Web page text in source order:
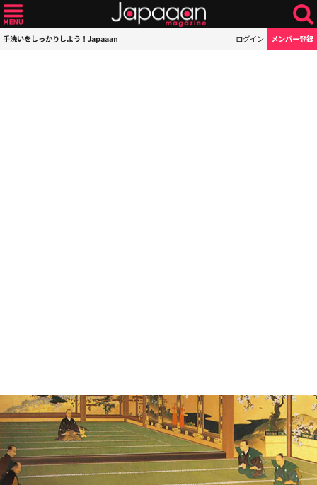
手洗いをしっかりしよう！Japaaan ログイン メンバー登録